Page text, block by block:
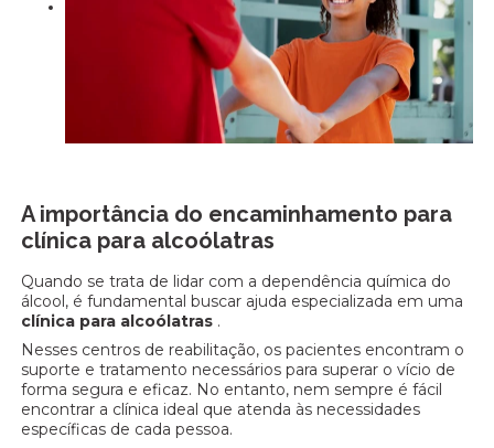
A importância do encaminhamento para
clínica para alcoólatras
Quando se trata de lidar com a dependência química do
álcool, é fundamental buscar ajuda especializada em uma
clínica para alcoólatras .
Nesses centros de reabilitação, os pacientes encontram o
suporte e tratamento necessários para superar o vício de
forma segura e eficaz. No entanto, nem sempre é fácil
encontrar a clínica ideal que atenda às necessidades
específicas de cada pessoa.